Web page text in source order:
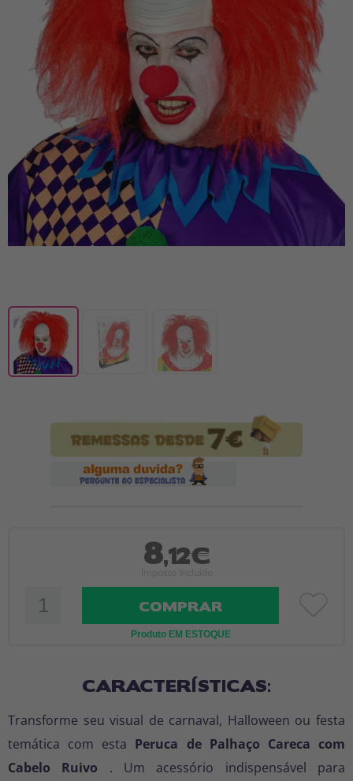
8,12€
COMPRAR
Produto EM ESTOQUE
CARACTERÍSTICAS:
Transforme seu visual de carnaval, Halloween ou festa
temática com esta Peruca de Palhaço Careca com
Cabelo Ruivo . Um acessório indispensável para